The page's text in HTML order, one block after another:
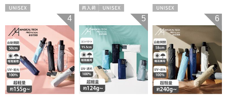
4 5 6